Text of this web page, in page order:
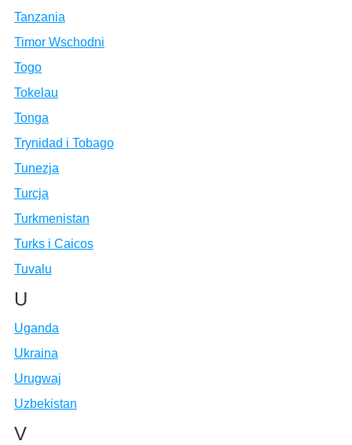
Tanzania
Timor Wschodni
Togo
Tokelau
Tonga
Trynidad i Tobago
Tunezja
Turcja
Turkmenistan
Turks i Caicos
Tuvalu
U
Uganda
Ukraina
Urugwaj
Uzbekistan
V